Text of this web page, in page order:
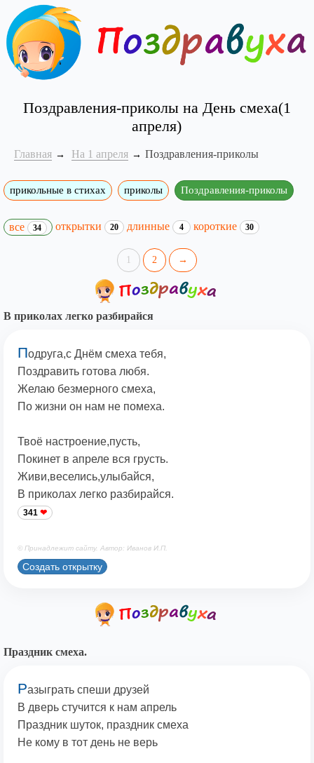
Поздравления-приколы на День смеха(1
апреля)
Главная На 1 апреля Поздравления-приколы
прикольные в стихах приколы Поздравления-приколы
все 34 открытки 20 длинные 4 короткие 30
1 2 →
В приколах легко разбирайся
Подруга,с Днём смеха тебя,
Поздравить готова любя.
Желаю безмерного смеха,
По жизни он нам не помеха.
Твоё настроение,пусть,
Покинет в апреле вся грусть.
Живи,веселись,улыбайся,
В приколах легко разбирайся.
341
© Принадлежит сайту. Автор: Иванов И.П.
Создать открытку
Праздник смеха.
Разыграть спеши друзей
В дверь стучится к нам апрель
Праздник шуток, праздник смеха
Не кому в тот день не верь